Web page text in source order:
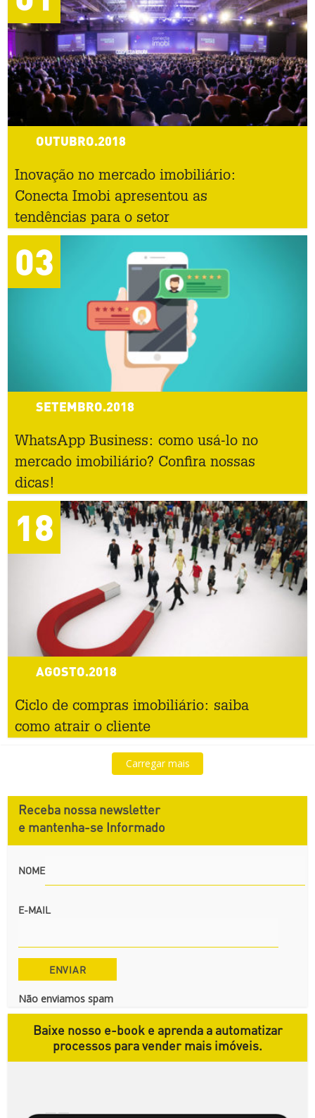
OUTUBRO.2018
Inovação no mercado imobiliário:
Conecta Imobi apresentou as
tendências para o setor
03
SETEMBRO.2018
WhatsApp Business: como usá-lo no
mercado imobiliário? Confira nossas
dicas!
18
AGOSTO.2018
Ciclo de compras imobiliário: saiba
como atrair o cliente
Carregar mais
Receba nossa newsletter
e mantenha-se Informado
NOME
E-MAIL
Não enviamos spam
Baixe nosso e-book e aprenda a automatizar
processos para vender mais imóveis.